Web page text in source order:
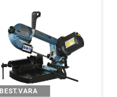
BEST.VARA